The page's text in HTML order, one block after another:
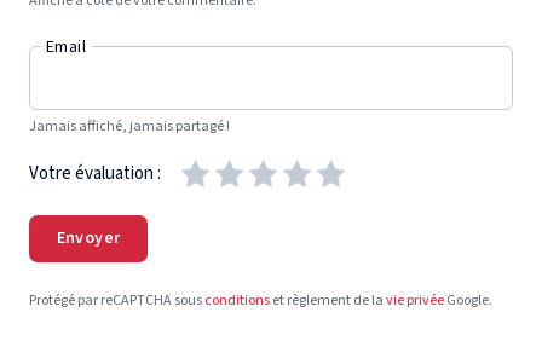
Email
Jamais affiché, jamais partagé !
Votre évaluation :
Envoyer
Protégé par reCAPTCHA sousconditionset règlement de lavie privéeGoogle.